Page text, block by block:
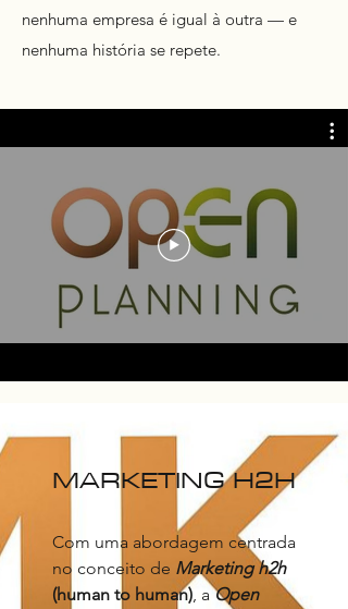
nenhuma empresa é igual à outra — e
nenhuma história se repete.
MARKETING H2H
Com uma abordagem centrada
no conceito de Marketing h2h
(human to human), aOpen